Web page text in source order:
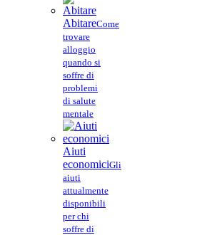
AbitareCome
trovare
alloggio
quando si
soffre di
problemi
di salute
mentale
Aiuti
economiciGli
aiuti
attualmente
disponibili
per chi
soffre di